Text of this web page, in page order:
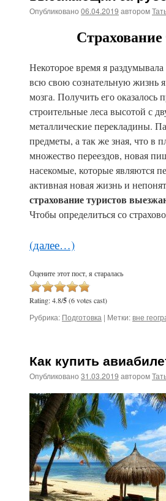
Опубликовано 06.04.2019 автором
Некоторое время я
всю свою сознательную жизнь
мозга. Получить его оказалось
строительные леса высотой с
металлические перекладины.
предметы, а так же зная, что в
множество переездов, новая
насекомые, которые являются
активная новая жизнь и
страхование туристов
Чтобы определиться со
(далее…)
Оцените этот пост, я старалась
Rating: 4.8/5(6 votes cast)
Рубрика: Подготовка | Метки:вне
Как купить
Опубликовано 31.03.2019 автором